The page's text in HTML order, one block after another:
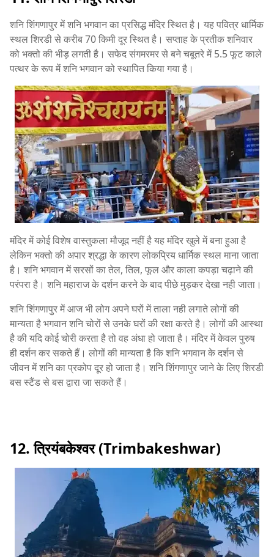
शनि शिंगणापुर में शनि भगवान का प्रसिद्ध मंदिर स्थित है। यह पवित्र धार्मिक
स्थल शिरडी से करीब 70 किमी दूर स्थित है। सप्ताह के प्रतीक शनिवार
को भक्तो की भीड़ लगती है। सफेद संगमरमर से बने चबूतरे में 5.5 फूट काले
पत्थर के रूप में शनि भगवान को स्थापित किया गया है।
मंदिर में कोई विशेष वास्तुकला मौजूद नहीं है यह मंदिर खुले में बना हुआ है
लेकिन भक्तो की अपार श्रद्धा के कारण लोकप्रिय धार्मिक स्थल माना जाता
है। शनि भगवान में सरसों का तेल, तिल, फूल और काला कपड़ा चढ़ाने की
परंपरा है। शनि महाराज के दर्शन करने के बाद पीछे मुड़कर देखा नही जाता।
शनि शिंगणापुर में आज भी लोग अपने घरों में ताला नही लगाते लोगों की
मान्यता है भगवान शनि चोरों से उनके घरों की रक्षा करते है। लोगों की आस्था
है की यदि कोई चोरी करता है तो वह अंधा हो जाता है। मंदिर में केवल पुरुष
ही दर्शन कर सकते हैं। लोगों की मान्यता है कि शनि भगवान के दर्शन से
जीवन में शनि का प्रकोप दूर हो जाता है। शनि शिंगणापुर जाने के लिए शिरडी
बस स्टैंड से बस द्वारा जा सकते हैं।
12. त्रियंबकेश्वर (Trimbakeshwar)